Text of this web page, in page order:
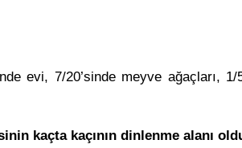
evi, 7/20’sinde meyve ağaçları,
kaçta kaçının dinlenme alanı